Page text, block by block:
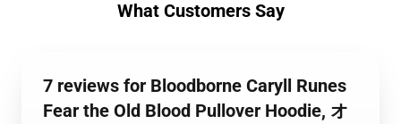
What Customers Say
7 reviews for Bloodborne Caryll Runes
Fear the Old Blood Pullover Hoodie, オ